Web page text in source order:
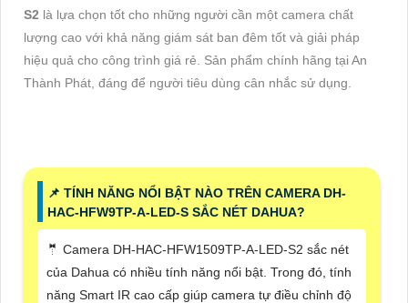
S2 là lựa chọn tốt cho những người cần một camera chất
lượng cao với khả năng giám sát ban đêm tốt và giải pháp
hiệu quả cho công trình giá rẻ. Sản phẩm chính hãng tại An
Thành Phát, đáng để người tiêu dùng cân nhắc sử dụng.
📌 TÍNH NĂNG NỔI BẬT NÀO TRÊN CAMERA DH-
HAC-HFW9TP-A-LED-S SẮC NÉT DAHUA?
🤵 Camera DH-HAC-HFW1509TP-A-LED-S2 sắc nét
của Dahua có nhiều tính năng nổi bật. Trong đó, tính
năng Smart IR cao cấp giúp camera tự điều chỉnh độ